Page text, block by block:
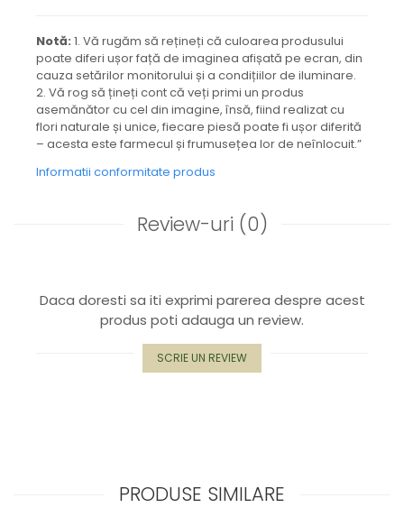
Săculeț pentru ronțăieli
Dischete cosmetice
Capac textil pentru vase și farfurii
Prosop de bucătărie "NU-hârtie"
Suport pentru tacâmuri de călătorie
Sac reutilizabil pentru fructe și
Card cadou
TOATE Produsele Personalizate
Notă: 1. Vă rugăm să rețineți că culoarea produsului
poate diferi ușor față de imaginea afișată pe ecran, din
cauza setărilor monitorului și a condițiilor de iluminare.
2. Vă rog să țineți cont că veți primi un produs
asemănător cu cel din imagine, însă, fiind realizat cu
flori naturale și unice, fiecare piesă poate fi ușor diferită
– acesta este farmecul și frumusețea lor de neînlocuit.”
Informatii conformitate produs
Review-uri (0)
Daca doresti sa iti exprimi parerea despre acest
produs poti adauga un review.
SCRIE UN REVIEW
PRODUSE SIMILARE